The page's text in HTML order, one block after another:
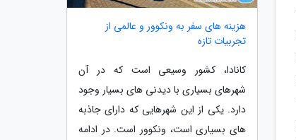
هزینه های سفر به ونکوور و عالمی از
تجربیات تازه
کانادا، کشور وسیعی است که در آن
شهرهای بسیاری با دیدنی های بسیار وجود
دارد. یکی از این شهرهایی که دارای جاذبه
های بسیاری است، ونکوور است. در ادامه